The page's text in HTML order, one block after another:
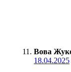
Вова
18.04.2025